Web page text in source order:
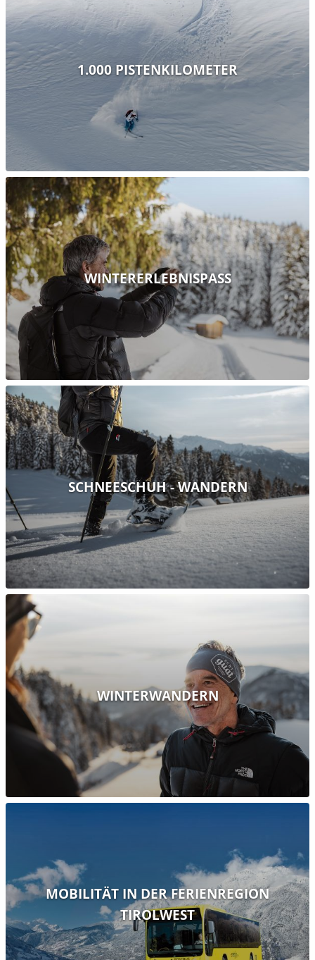
1.000 PISTENKILOMETER
WINTERERLEBNISPASS
SCHNEESCHUH - WANDERN
WINTERWANDERN
MOBILITÄT IN DER FERIENREGION
TIROLWEST